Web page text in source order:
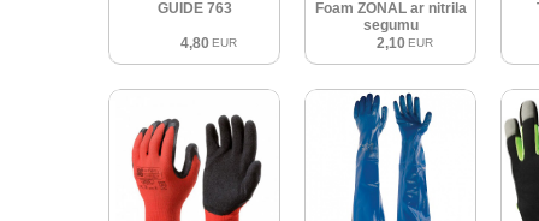
GUIDE 763
4,80 EUR
Foam ZONAL ar nitrila
segumu
2,10 EUR